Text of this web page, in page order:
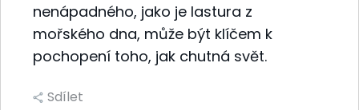
nenápadného, jako je lastura z
mořského dna, může být klíčem k
pochopení toho, jak chutná svět.
Sdílet